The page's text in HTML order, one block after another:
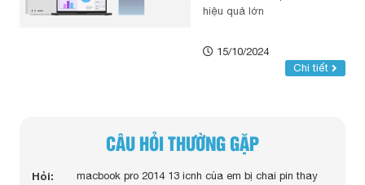
hiệu quả lớn
15/10/2024
Chi tiết
CÂU HỎI THƯỜNG GẶP
Hỏi:
macbook pro 2014 13 icnh của em bị chai pin thay